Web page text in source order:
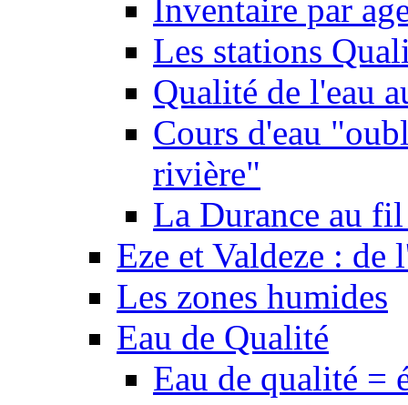
Inventaire par
Les stations
Qualité de l'eau
Cours d'eau
rivière"
La Durance au
Eze et Valdeze : de
Les zones humides
Eau de Qualité
Eau de qualité =